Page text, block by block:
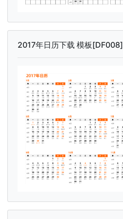
2017年日历下载 模板[DF008]